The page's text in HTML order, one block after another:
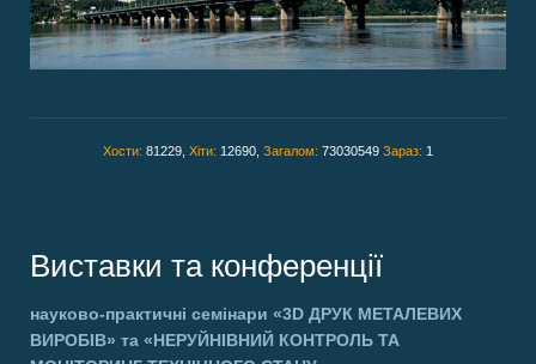
Хости: 81229, Хіти: 12690, Загалом: 73030549 Зараз: 1
Виставки та конференції
науково-практичні семінари «3D ДРУК МЕТАЛЕВИХ
ВИРОБІВ» та «НЕРУЙНІВНИЙ КОНТРОЛЬ ТА